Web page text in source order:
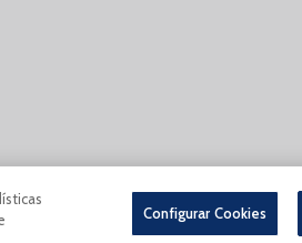
Configurar Cookies